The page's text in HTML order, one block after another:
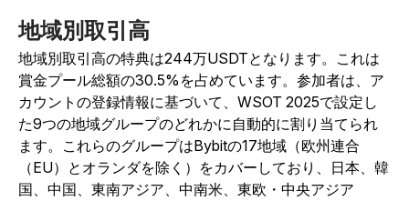
地域別取引高
地域別取引高の特典は244万USDTとなります。これは
賞金プール総額の30.5%を占めています。参加者は、ア
カウントの登録情報に基づいて、WSOT 2025で設定し
た9つの地域グループのどれかに自動的に割り当てられ
ます。これらのグループはBybitの17地域（欧州連合
（EU）とオランダを除く）をカバーしており、日本、韓
国、中国、東南アジア、中南米、東欧・中央アジア